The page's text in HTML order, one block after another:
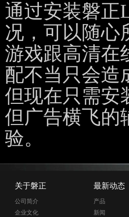
通过安装磐正
况，可以随心
游戏跟高清在
配不当只会造
但现在只需安
但广告横飞的
验。
关于磐正
公司简介
企业文化
最新动态
产品
新闻